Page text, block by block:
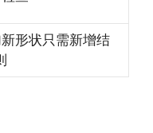
形状只需新增结